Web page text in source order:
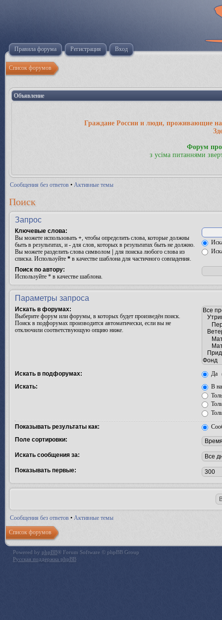
Правила форума Регистрация Вход
Список форумов
Объявление
Граждане России и люди, проживающие на
Форум
з усіма питаннями
Сообщения без ответов • Активные темы
Поиск
Запрос
Ключевые слова:
Вы можете использовать +, чтобы определить слова, которые должны
быть в результатах, и - для слов, которых в результатах быть не должно.
Вы можете разделить слова символом
для поиска любого слова из
списка. Используйте * в качестве шаблона для частичного совпадения.
Поиск по автору:
Используйте * в качестве шаблона.
Параметры запроса
Искать в форумах:
Выберите форум или форумы, в которых будет произведён поиск.
Поиск в подфорумах производится автоматически, если вы не
отключили соответствующую опцию ниже.
Искать в подфорумах:
Да
Искать:
В
Показывать результаты как:
Поле сортировки:
Искать сообщения за:
Показывать первые:
Сообщения без ответов • Активные темы
Список форумов
Powered by phpBB® Forum Software © phpBB Group
Русская поддержка phpBB